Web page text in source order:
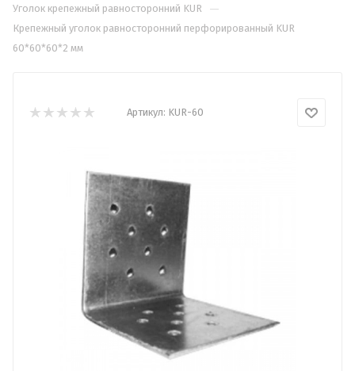
Уголок крепежный равносторонний KUR —
Крепежный уголок равносторонний перфорированный KUR
60*60*60*2 мм
Артикул: KUR-60